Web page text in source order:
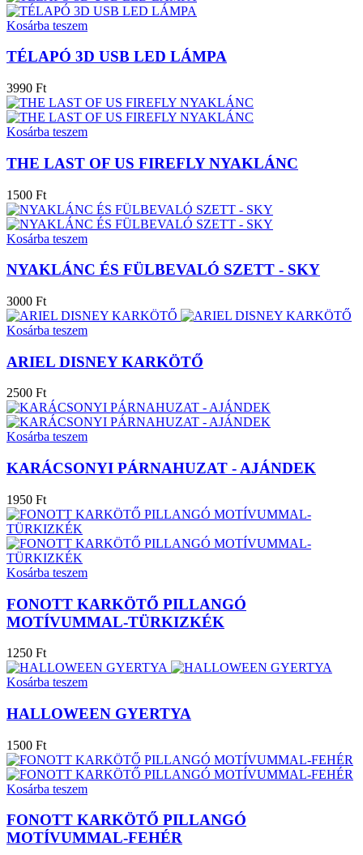
Kosárba teszem
TÉLAPÓ 3D USB LED LÁMPA
3990 Ft
Kosárba teszem
THE LAST OF US FIREFLY NYAKLÁNC
1500 Ft
Kosárba teszem
NYAKLÁNC ÉS FÜLBEVALÓ SZETT - SKY
3000 Ft
Kosárba teszem
ARIEL DISNEY KARKÖTŐ
2500 Ft
Kosárba teszem
KARÁCSONYI PÁRNAHUZAT - AJÁNDEK
1950 Ft
Kosárba teszem
FONOTT KARKÖTŐ PILLANGÓ
MOTÍVUMMAL-TÜRKIZKÉK
1250 Ft
Kosárba teszem
HALLOWEEN GYERTYA
1500 Ft
Kosárba teszem
FONOTT KARKÖTŐ PILLANGÓ
MOTÍVUMMAL-FEHÉR